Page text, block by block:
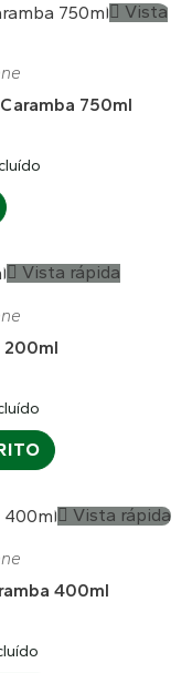
Vista
750ml
Vista rápida
200ml
Vista rápida
400ml